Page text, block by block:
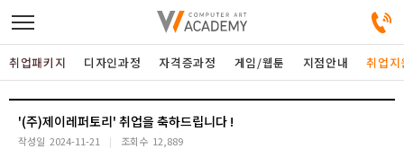
디자인정규과정
취업패키지 디자인과정 자격증과정 게임/웹툰 지점안내 취업
'(주)제이레퍼토리'
작성일 2024-11-21 조회수 12,889